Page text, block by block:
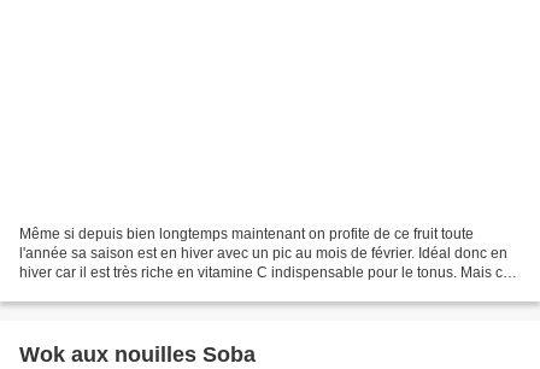
Même si depuis bien longtemps maintenant on profite de ce fruit toute
l'année sa saison est en hiver avec un pic au mois de février. Idéal donc en
hiver car il est très riche en vitamine C indispensable pour le tonus. Mais ce
Wok aux nouilles Soba